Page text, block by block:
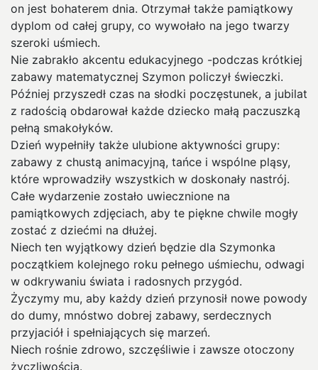
on jest bohaterem dnia. Otrzymał także pamiątkowy
dyplom od całej grupy, co wywołało na jego twarzy
szeroki uśmiech.
Nie zabrakło akcentu edukacyjnego -podczas krótkiej
zabawy matematycznej Szymon policzył świeczki.
Później przyszedł czas na słodki poczęstunek, a jubilat
z radością obdarował każde dziecko małą paczuszką
pełną smakołyków.
Dzień wypełniły także ulubione aktywności grupy:
zabawy z chustą animacyjną, tańce i wspólne pląsy,
które wprowadziły wszystkich w doskonały nastrój.
Całe wydarzenie zostało uwiecznione na
pamiątkowych zdjęciach, aby te piękne chwile mogły
zostać z dziećmi na dłużej.
Niech ten wyjątkowy dzień będzie dla Szymonka
początkiem kolejnego roku pełnego uśmiechu, odwagi
w odkrywaniu świata i radosnych przygód.
Życzymy mu, aby każdy dzień przynosił nowe powody
do dumy, mnóstwo dobrej zabawy, serdecznych
przyjaciół i spełniających się marzeń.
Niech rośnie zdrowo, szczęśliwie i zawsze otoczony
życzliwością.